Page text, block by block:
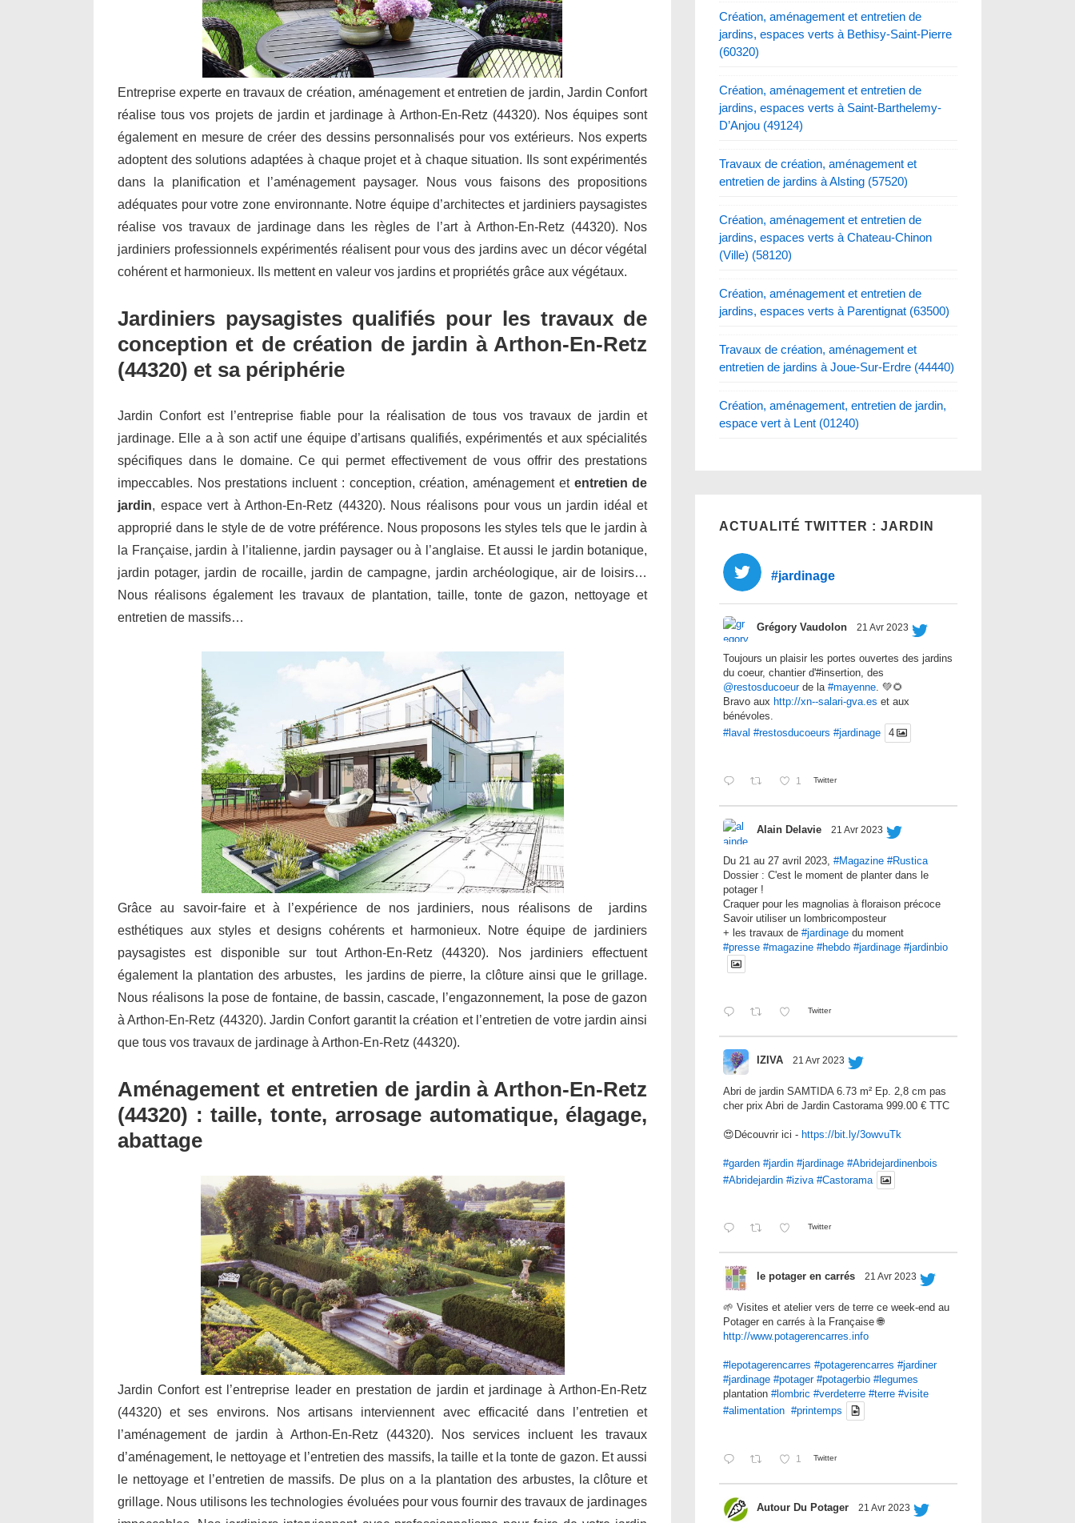
Entreprise experte en travaux de création, aménagement et entretien de jardin, Jardin Confort
réalise tous vos projets de jardin et jardinage à Arthon-En-Retz (44320). Nos équipes sont
également en mesure de créer des dessins personnalisés pour vos extérieurs. Nos experts
adoptent des solutions adaptées à chaque projet et à chaque situation. Ils sont expérimentés
dans la planification et l’aménagement paysager. Nous vous faisons des propositions
adéquates pour votre zone environnante. Notre équipe d’architectes et jardiniers paysagistes
réalise vos travaux de jardinage dans les règles de l’art à Arthon-En-Retz (44320). Nos
jardiniers professionnels expérimentés réalisent pour vous des jardins avec un décor végétal
cohérent et harmonieux. Ils mettent en valeur vos jardins et propriétés grâce aux végétaux.
Jardiniers paysagistes qualifiés pour les travaux de
conception et de création de jardin à Arthon-En-Retz
(44320) et sa périphérie
Jardin Confort est l’entreprise fiable pour la réalisation de tous vos travaux de jardin et
jardinage. Elle a à son actif une équipe d’artisans qualifiés, expérimentés et aux spécialités
spécifiques dans le domaine. Ce qui permet effectivement de vous offrir des prestations
impeccables. Nos prestations incluent : conception, création, aménagement et entretien de
jardin, espace vert à Arthon-En-Retz (44320). Nous réalisons pour vous un jardin idéal et
approprié dans le style de de votre préférence. Nous proposons les styles tels que le jardin à
la Française, jardin à l’italienne, jardin paysager ou à l’anglaise. Et aussi le jardin botanique,
jardin potager, jardin de rocaille, jardin de campagne, jardin archéologique, air de loisirs…
Nous réalisons également les travaux de plantation, taille, tonte de gazon, nettoyage et
entretien de massifs…
Grâce au savoir-faire et à l’expérience de nos jardiniers, nous réalisons de jardins
esthétiques aux styles et designs cohérents et harmonieux. Notre équipe de jardiniers
paysagistes est disponible sur tout Arthon-En-Retz (44320). Nos jardiniers effectuent
également la plantation des arbustes, les jardins de pierre, la clôture ainsi que le grillage.
Nous réalisons la pose de fontaine, de bassin, cascade, l’engazonnement, la pose de gazon
à Arthon-En-Retz (44320). Jardin Confort garantit la création et l’entretien de votre jardin ainsi
que tous vos travaux de jardinage à Arthon-En-Retz (44320).
Aménagement et entretien de jardin à Arthon-En-Retz
(44320) : taille, tonte, arrosage automatique, élagage,
abattage
Jardin Confort est l’entreprise leader en prestation de jardin et jardinage à Arthon-En-Retz
(44320) et ses environs. Nos artisans interviennent avec efficacité dans l’entretien et
l’aménagement de jardin à Arthon-En-Retz (44320). Nos services incluent les travaux
d’aménagement, le nettoyage et l’entretien des massifs, la taille et la tonte de gazon. Et aussi
le nettoyage et l’entretien de massifs. De plus on a la plantation des arbustes, la clôture et
grillage. Nous utilisons les technologies évoluées pour vous fournir des travaux de jardinages
Création, aménagement et entretien de
jardins, espaces verts à Bethisy-Saint-Pierre
(60320)
Création, aménagement et entretien de
jardins, espaces verts à Saint-Barthelemy-
D’Anjou (49124)
Travaux de création, aménagement et
entretien de jardins à Alsting (57520)
Création, aménagement et entretien de
jardins, espaces verts à Chateau-Chinon
(Ville) (58120)
Création, aménagement et entretien de
jardins, espaces verts à Parentignat (63500)
Travaux de création, aménagement et
entretien de jardins à Joue-Sur-Erdre (44440)
Création, aménagement, entretien de jardin,
espace vert à Lent (01240)
ACTUALITÉ TWITTER : JARDIN
#jardinage
Grégory Vaudolon 21 Avr 2023
Toujours un plaisir les portes ouvertes des jardins
du coeur, chantier d'#insertion, des
@restosducoeurde la#mayenne. 💚🌻
Bravo aux http://xn--salari-gva.es et aux
bénévoles.
#laval #restosducoeurs #jardinage 4
1 Twitter
Alain Delavie 21 Avr 2023
Du 21 au 27 avril 2023,#Magazine #Rustica
Dossier : C'est le moment de planter dans le
potager !
Craquer pour les magnolias à floraison précoce
Savoir utiliser un lombricomposteur
+ les travaux de#jardinage du moment
#presse #magazine #hebdo #jardinage #jardinbio
Twitter
IZIVA 21 Avr 2023
Abri de jardin SAMTIDA 6.73 m² Ep. 2,8 cm pas
cher prix Abri de Jardin Castorama 999.00 € TTC
😍Découvrir ici - https://bit.ly/3owvuTk
#garden #jardin #jardinage #Abridejardinenbois
#Abridejardin #iziva #Castorama
Twitter
le potager en carrés 21 Avr 2023
🌱 Visites et atelier vers de terre ce week-end au
Potager en carrés à la Française 🌐
http://www.potagerencarres.info
#lepotagerencarres #potagerencarres #jardiner
#jardinage #potager #potagerbio #legumes
plantation#lombric #verdeterre #terre #visite
#alimentation #printemps
1 Twitter
Autour Du Potager 21 Avr 2023